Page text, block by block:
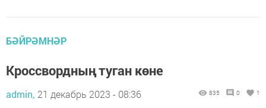
БӘЙРӘМНӘР
Кроссвордның туган көне
admin, 21 декабрь 2023 - 08:36 835 0 1